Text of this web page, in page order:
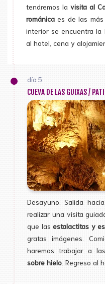
tendremos la visita al
románicaes de las
interior se encuentra la
al hotel, cena y
día 5
CUEVA DE LAS GUIXAS /
Desayuno. Salida
realizar una visita
que lasestalactitas y
gratas imágenes.
haremos trabajar a
sobre hielo . Regreso al